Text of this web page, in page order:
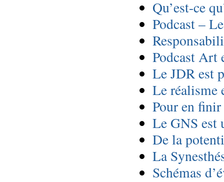
Qu’est-ce
Podcast –
Podcast Art
Le JDR est
Le réalisme
Pour en
Le GNS est
De la
La
Schémas